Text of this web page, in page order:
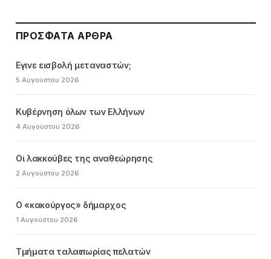
ΠΡΌΣΦΑΤΑ ΆΡΘΡΑ
Εγινε εισβολή μεταναστών;
5 Αυγούστου 2026
Κυβέρνηση όλων των Ελλήνων
4 Αυγούστου 2026
Οι λακκούβες της αναθεώρησης
2 Αυγούστου 2026
Ο «κακούργος» δήμαρχος
1 Αυγούστου 2026
Τμήματα ταλαιπωρίας πελατών